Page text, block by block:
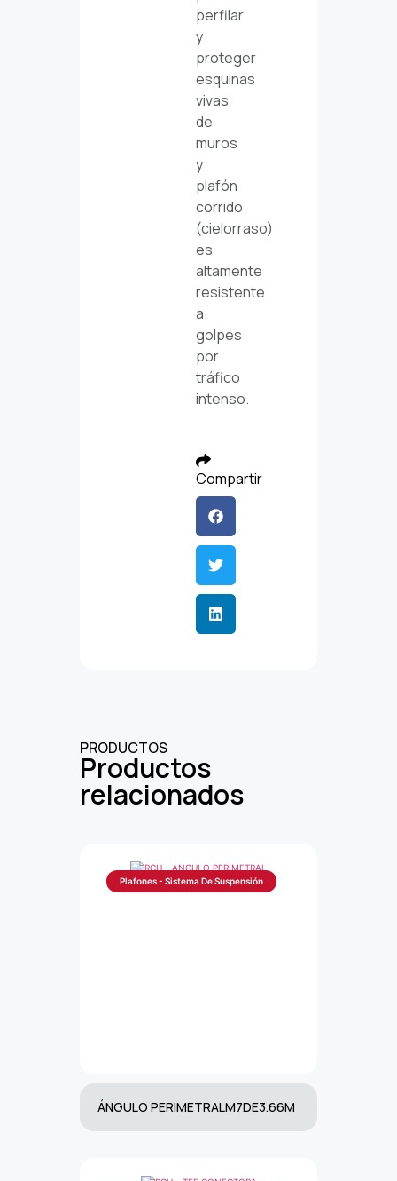
perfilar
y
proteger
esquinas
vivas
de
muros
y
plafón
corrido
(cielorraso)
es
altamente
resistente
a
golpes
por
tráfico
intenso.
Compartir
PRODUCTOS
Productos
relacionados
Plafones - Sistema De Suspensión
ÁNGULO PERIMETRALM7DE3.66M